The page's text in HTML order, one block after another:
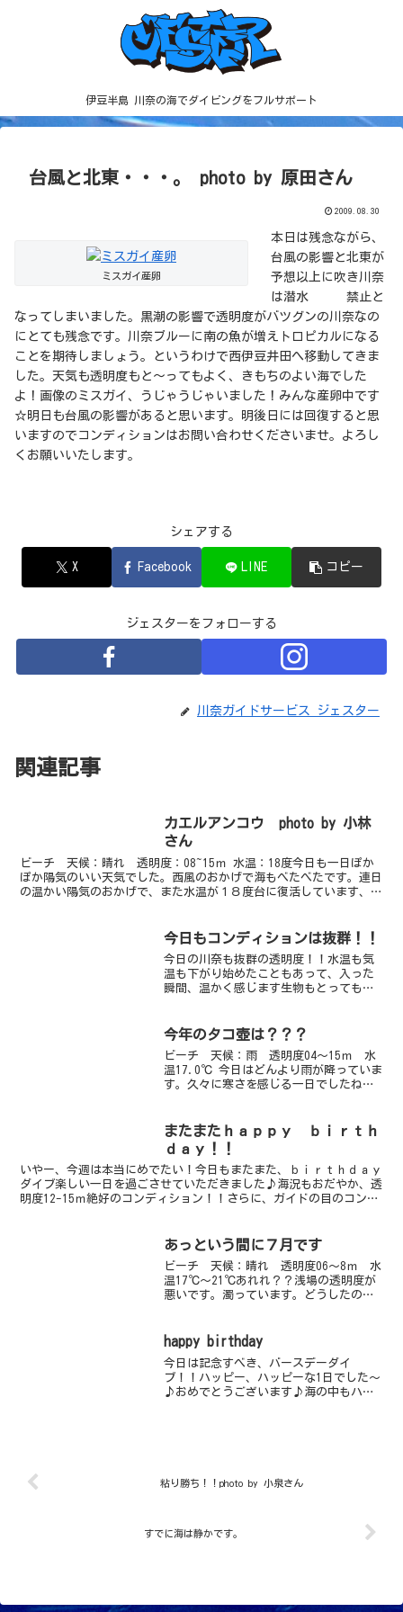
伊豆半島 川奈の海でダイビングをフルサポート
台風と北東・・・。 photo by 原田さん
2009.08.30
ミスガイ産卵
本日は残念ながら、
台風の影響と北東が
予想以上に吹き川奈
は潜水 禁止と
なってしまいました。黒潮の影響で透明度がバツグンの川奈なの
にとても残念です。川奈ブルーに南の魚が増えトロピカルになる
ことを期待しましょう。というわけで西伊豆井田へ移動してきま
した。天気も透明度もと～ってもよく、きもちのよい海でした
よ！画像のミスガイ、うじゃうじゃいました！みんな産卵中です
☆明日も台風の影響があると思います。明後日には回復すると思
いますのでコンディションはお問い合わせくださいませ。よろし
くお願いいたします。
シェアする
X Facebook LINE コピー
ジェスターをフォローする
川奈ガイドサービス ジェスター
関連記事
カエルアンコウ photo by 小林
さん
ビーチ 天候：晴れ 透明度：08~15ｍ 水温：18度今日も一日ぽか
ぽか陽気のいい天気でした。西風のおかげで海もべたべたです。連日
の温かい陽気のおかげで、また水温が１８度台に復活しています、あ
今日もコンディションは抜群！！
今日の川奈も抜群の透明度！！水温も気
温も下がり始めたこともあって、入った
瞬間、温かく感じます生物もとっても多
ぱい！！チビのイロカエルアンコウも大
今年のタコ壺は？？？
ビーチ 天候：雨 透明度04～15ｍ 水
温17.0℃ 今日はどんより雨が降っていま
す。久々に寒さを感じる一日でしたね
のうと変わらずですが少し奥へ行くと透
明度１５ｍの潮が...
またまたｈａｐｐｙ ｂｉｒｔｈ
ｄａｙ！！
いやー、今週は本当にめでたい！今日もまたまた、ｂｉｒｔｈｄａｙ
ダイブ楽しい一日を過ごさせていただきました♪海況もおだやか、透
明度12-15ｍ絶好のコンディション！！さらに、ガイドの目のコンデ
あっという間に７月です
ビーチ 天候：晴れ 透明度06～8ｍ 水
温17℃～21℃あれれ？？浅場の透明度が
悪いです。濁っています。どうしたのか
は暖かいですよ。また冷たい潮が入って
happy birthday
今日は記念すべき、バースデーダイ
ブ！！ハッピー、ハッピーな1日でした～
♪おめでとうございます♪海の中もハッ
粘り勝ち！！photo by 小泉さん
すでに海は静かです。